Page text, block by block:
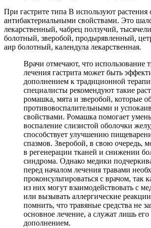
При гастрите типа В используют растения
антибактериальными свойствами. Это
лекарственный, чабрец ползучий,
болотный, зверобой, продырявленный,
аир болотный, календула лекарственная.
Врачи отмечают, что использование
лечения гастрита может быть
дополнением к традиционной
специалисты рекомендуют такие
ромашка, мята и зверобой, которые
противовоспалительными и
свойствами. Ромашка помогает
воспаление слизистой оболочки
способствует улучшению
спазмов. Зверобой, в свою очередь,
в регенерации тканей и снижении
синдрома. Однако медики
перед началом лечения травами
проконсультироваться с врачом, так
из них могут взаимодействовать с
или вызывать аллергические
помнить, что травяные средства не
основное лечение, а служат лишь его
дополнением.